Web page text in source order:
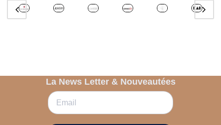
La News Letter & Nouveautées